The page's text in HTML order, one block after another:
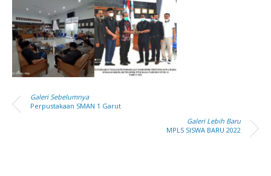
Galeri Sebelumnya
Perpustakaan SMAN 1 Garut
Galeri Lebih Baru
MPLS SISWA BARU 2022